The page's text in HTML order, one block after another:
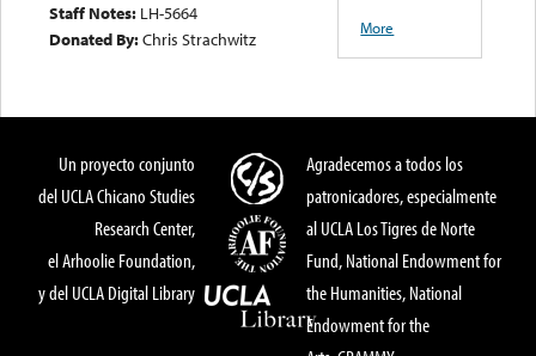
Staff Notes: LH-5664
Donated By:Chris Strachwitz
More
Un proyecto conjunto
del UCLA Chicano Studies
Research Center,
el Arhoolie Foundation,
y del UCLA Digital Library
Agradecemos a todos los
patronicadores, especialmente
al UCLA Los Tigres de Norte
Fund, National Endowment for
the Humanities, National
Endowment for the